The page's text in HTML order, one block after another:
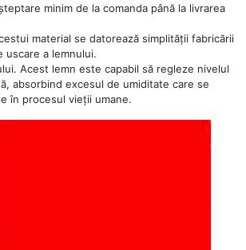
minim de la comanda până la livrarea
material se datorează simplității fabricării
uscare a lemnului.
Acest lemn este capabil să regleze nivelul
absorbind excesul de umiditate care se
în procesul vieții umane.